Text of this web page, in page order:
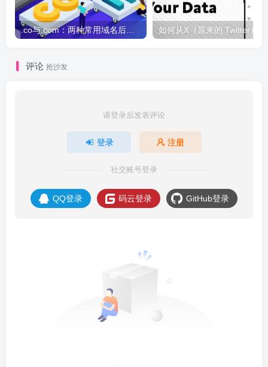
评论 抢沙发
请登录后发表评论
登录 注册
社交账号登录
QQ登录 码云登录 GitHub登录